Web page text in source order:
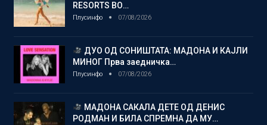
RESORTS ВО…
Плусинфо 07/08/2026
ДУО ОД СОНИШТАТА: МАДОНА И КАЈЛИ
МИНОГ Прва заедничка…
Плусинфо 07/08/2026
МАДОНА САКАЛА ДЕТЕ ОД ДЕНИС
РОДМАН И БИЛА СПРЕМНА ДА МУ…